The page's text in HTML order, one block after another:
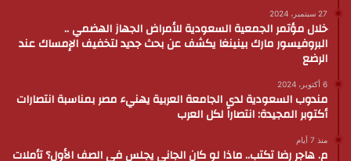
27 سبتمبر، 2024
خلال مؤتمر الجمعية السعودية للأمراض الجهاز الهضمي ..
البروفيسور مارك بينينغا يكشف عن بحث جديد لتخفيف الإمساك عند
الرضع
6 أكتوبر، 2024
مندوب السعودية لدى الجامعة العربية يهنيء مصر بمناسبة انتصارات
أكتوبر المجيدة: انتصاراً لكل العرب
منذ 7 أيام
م. هاجر رضا تكتب.. ماذا لو كان الجاني يجلس في الصف الأول؟ تأملات